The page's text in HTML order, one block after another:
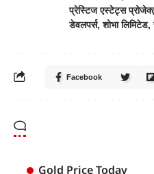
प्रेस्टिज एस्टेट्स
डेवलपर्स,शोभा लिमिटेड,
Facebook
Gold Price Today